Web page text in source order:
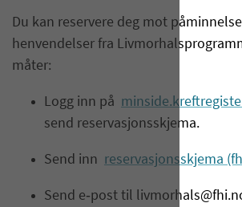
Du kan reservere deg mot
henvendelser fra
måter:
Logg inn på
send reservasjonsskjema.
Send inn reservasjonsskjema
Send e‑post til